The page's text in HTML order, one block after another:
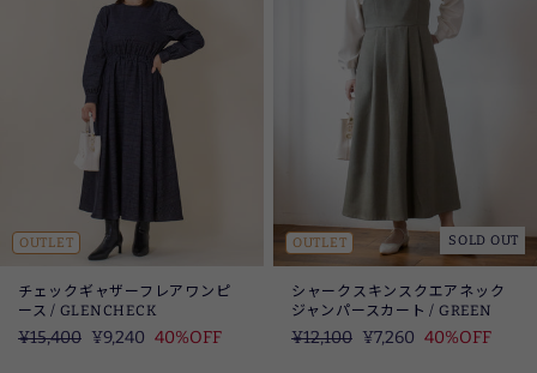
OUTLET
チェックギャザーフレアワンピ
ース / GLENCHECK
定
¥15,400 SALE
¥9,240 40%OFF
OUTLET SOLD OUT
シャークスキンスクエアネック
ジャンパースカート / GREEN
定
¥12,100 SALE
¥7,260 40%OFF